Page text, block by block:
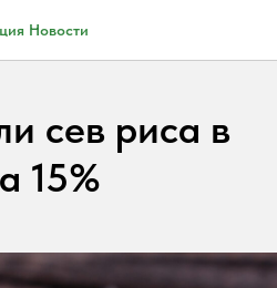
Новости
сев риса в
15%